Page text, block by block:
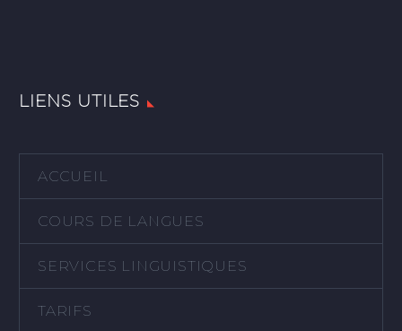
LIENS UTILES
ACCUEIL
COURS DE LANGUES
SERVICES LINGUISTIQUES
TARIFS